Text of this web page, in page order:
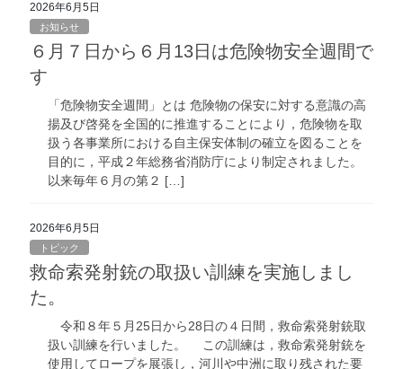
2026年6月5日
お知らせ
６月７日から６月13日は危険物安全週間で
す
「危険物安全週間」とは 危険物の保安に対する意識の高
揚及び啓発を全国的に推進することにより，危険物を取
扱う各事業所における自主保安体制の確立を図ることを
目的に，平成２年総務省消防庁により制定されました。
以来毎年６月の第２ […]
2026年6月5日
トピック
救命索発射銃の取扱い訓練を実施しまし
た。
令和８年５月25日から28日の４日間，救命索発射銃取
扱い訓練を行いました。 この訓練は，救命索発射銃を
使用してロープを展張し，河川や中洲に取り残された要